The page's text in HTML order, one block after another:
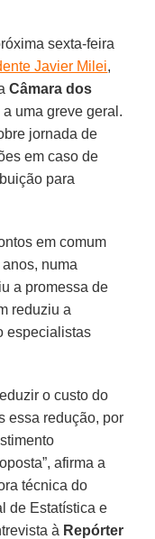
sexta-feira
Javier Milei,
Câmara dos
uma greve geral.
jornada de
em caso de
para
em comum
anos, numa
a promessa de
reduziu a
especialistas
o custo do
essa redução, por
afirma a
técnica do
de Estatística e
à Repórter